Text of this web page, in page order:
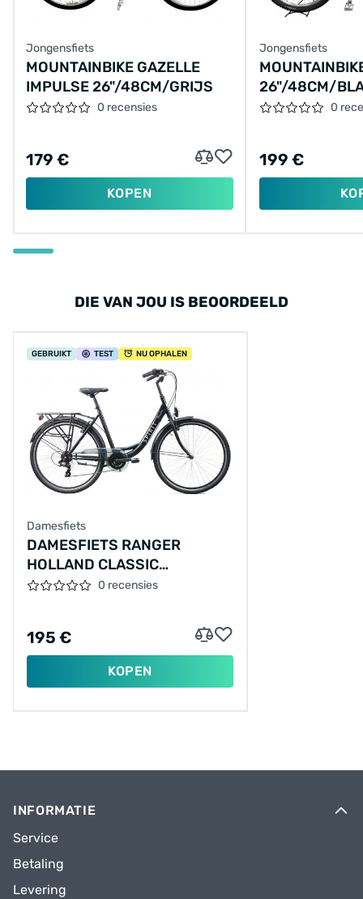
Jongensfiets
MOUNTAINBIKE GAZELLE
IMPULSE 26"/48CM/GRIJS
0 recensies
179 €
KOPEN
Jongensfiets
26"/48CM/
0
199 €
DIE VAN JOU IS BEOORDEELD
GEBRUIKT TEST NU OPHALEN
Damesfiets
DAMESFIETS RANGER
HOLLAND CLASSIC
26"/53CM/ZWART
0 recensies
195 €
KOPEN
INFORMATIE
Service
Betaling
Levering